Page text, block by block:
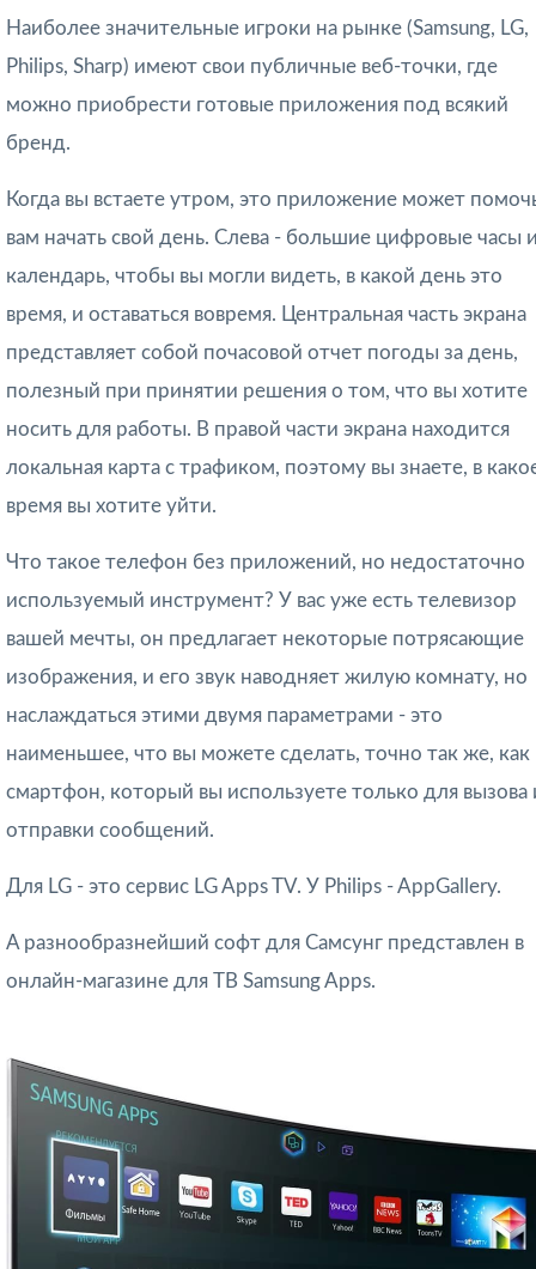
Наиболее значительные игроки на рынке (Samsung, LG,
Philips, Sharp) имеют свои публичные веб-точки, где
можно приобрести готовые приложения под всякий
бренд.
Когда вы встаете утром, это приложение может
вам начать свой день. Слева - большие цифровые часы
календарь, чтобы вы могли видеть, в какой день это
время, и оставаться вовремя. Центральная часть экрана
представляет собой почасовой отчет погоды за день,
полезный при принятии решения о том, что вы хотите
носить для работы. В правой части экрана находится
локальная карта с трафиком, поэтому вы знаете, в
время вы хотите уйти.
Что такое телефон без приложений, но недостаточно
используемый инструмент? У вас уже есть телевизор
вашей мечты, он предлагает некоторые потрясающие
изображения, и его звук наводняет жилую комнату, но
наслаждаться этими двумя параметрами - это
наименьшее, что вы можете сделать, точно так же, как
смартфон, который вы используете только для вызова
отправки сообщений.
Для LG - это сервис LG Apps TV. У Philips - AppGallery.
А разнообразнейший софт для Самсунг представлен в
онлайн-магазине для ТВ Samsung Apps.